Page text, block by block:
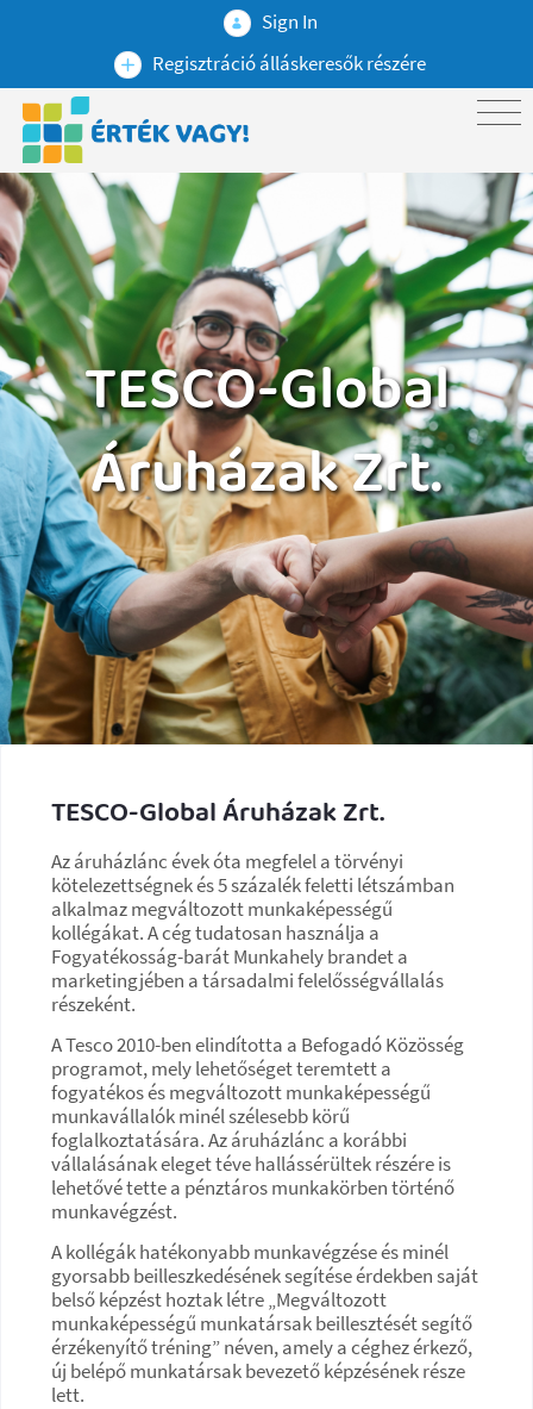
Sign In
Regisztráció álláskeresők részére
TESCO-Global
Áruházak Zrt.
TESCO-Global Áruházak Zrt.
Az áruházlánc évek óta megfelel a törvényi
kötelezettségnek és 5 százalék feletti létszámban
alkalmaz megváltozott munkaképességű
kollégákat. A cég tudatosan használja a
Fogyatékosság-barát Munkahely brandet a
marketingjében a társadalmi felelősségvállalás
részeként.
A Tesco 2010-ben elindította a Befogadó Közösség
programot, mely lehetőséget teremtett a
fogyatékos és megváltozott munkaképességű
munkavállalók minél szélesebb körű
foglalkoztatására. Az áruházlánc a korábbi
vállalásának eleget téve hallássérültek részére is
lehetővé tette a pénztáros munkakörben történő
munkavégzést.
A kollégák hatékonyabb munkavégzése és minél
gyorsabb beilleszkedésének segítése érdekben saját
belső képzést hoztak létre „Megváltozott
munkaképességű munkatársak beillesztését segítő
érzékenyítő tréning” néven, amely a céghez érkező,
új belépő munkatársak bevezető képzésének része
lett.